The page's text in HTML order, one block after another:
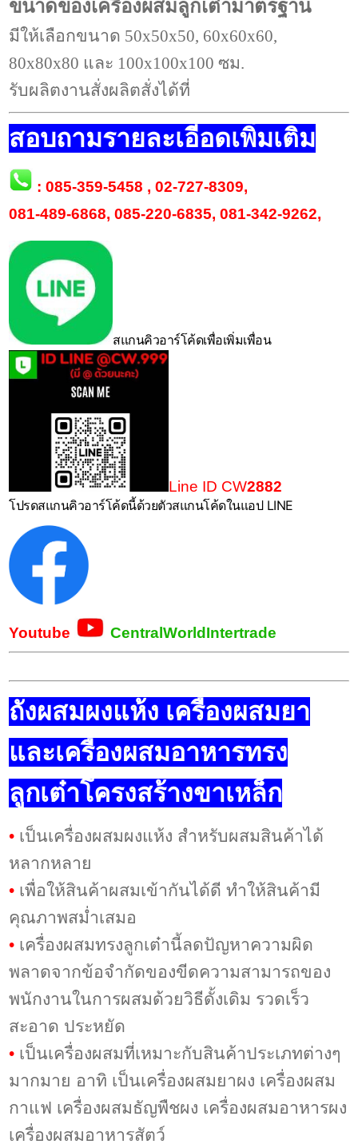
ขนาดของเครื่องผสมลูกเต๋ามาตรฐาน
มีให้เลือกขนาด 50x50x50, 60x60x60,
80x80x80 และ 100x100x100 ซม.
รับผลิตงานสั่งผลิตสั่งได้ที่
สอบถามรายละเอีอดเพิ่มเติม
:085-359-5458 ,02-727-8309,
081-489-6868, 085-220-6835,081-342-9262,
สแกนคิวอาร์โค้ดเพื่อเพิ่มเพื่อน
Line ID CW2882
โปรดสแกนคิวอาร์โค้ดนี้ด้วยตัวสแกนโค้ดในแอป LINE
Youtube CentralWorldIntertrade
ถังผสมผงแห้ง เครื่องผสมยา
และเครื่องผสมอาหารทรง
ลูกเต๋าโครงสร้างขาเหล็ก
• เป็นเครื่องผสมผงแห้ง สำหรับผสมสินค้าได้
หลากหลาย
• เพื่อให้สินค้าผสมเข้ากันได้ดี ทำให้สินค้ามี
คุณภาพสม่ำเสมอ
• เครื่องผสมทรงลูกเต๋านี้ลดปัญหาความผิด
พลาดจากข้อจำกัดของขีดความสามารถของ
พนักงานในการผสมด้วยวิธีดั้งเดิม รวดเร็ว
สะอาด ประหยัด
• เป็นเครื่องผสมที่เหมาะกับสินค้าประเภทต่างๆ
มากมาย อาทิ เป็นเครื่องผสมยาผง เครื่องผสม
กาแฟ เครื่องผสมธัญพืชผง เครื่องผสมอาหารผง
เครื่องผสมอาหารสัตว์